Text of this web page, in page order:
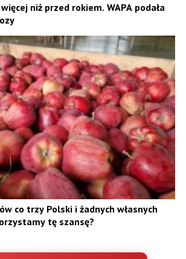
niż przed rokiem. WAPA podała
co trzy Polski i żadnych własnych
tę szansę?